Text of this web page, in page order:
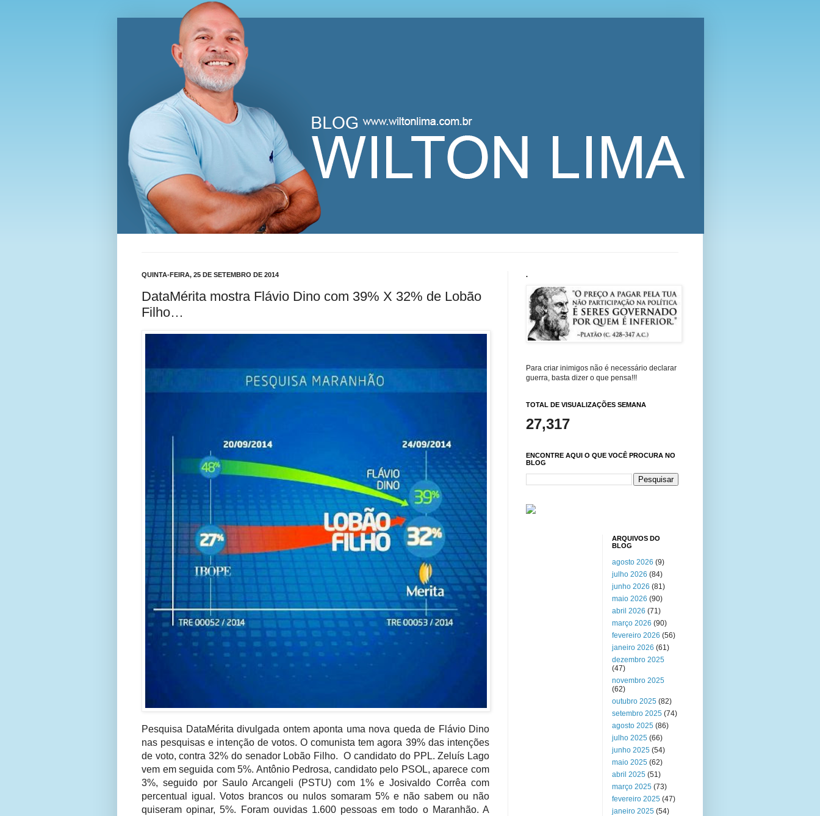
Blog Wilton Lima
QUINTA-FEIRA, 25 DE SETEMBRO DE 2014
DataMérita mostra Flávio Dino com 39% X 32% de Lobão
Filho…
Pesquisa DataMérita divulgada ontem aponta uma nova queda de Flávio Dino
nas pesquisas e intenção de votos. O comunista tem agora 39% das intenções
de voto, contra 32% do senador Lobão Filho. O candidato do PPL. Zeluís Lago
vem em seguida com 5%. Antônio Pedrosa, candidato pelo PSOL, aparece com
3%, seguido por Saulo Arcangeli (PSTU) com 1% e Josivaldo Corrêa com
percentual igual. Votos brancos ou nulos somaram 5% e não sabem ou não
quiseram opinar, 5%. Foram ouvidas 1.600 pessoas em todo o Maranhão. A
.
Para criar inimigos não é necessário declarar
guerra, basta dizer o que pensa!!!
TOTAL DE VISUALIZAÇÕES SEMANA
27,317
ENCONTRE AQUI O QUE VOCÊ PROCURA NO
BLOG
ARQUIVOS DO
BLOG
agosto 2026 (9)
julho 2026 (84)
junho 2026 (81)
maio 2026 (90)
abril 2026 (71)
março 2026 (90)
fevereiro 2026 (56)
janeiro 2026 (61)
dezembro 2025
(47)
novembro 2025
(62)
outubro 2025 (82)
setembro 2025 (74)
agosto 2025 (86)
julho 2025 (66)
junho 2025 (54)
maio 2025 (62)
abril 2025 (51)
março 2025 (73)
fevereiro 2025 (47)
janeiro 2025 (54)